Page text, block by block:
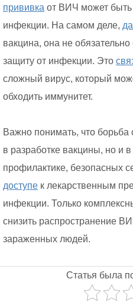
прививка от ВИЧ может быть
инфекции. На самом деле,
вакцина, она не
защиту от инфекции. Это
сложный вирус, который
обходить иммунитет.
Важно понимать, что борьба
в разработке вакцины, но и
профилактике, безопасных
доступе к лекарственным
инфекции. Только
снизить распространение
зараженных людей.
Статья была